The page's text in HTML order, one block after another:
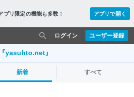
プリ限定の機能も多数！ アプリで開く
ユーザー登録
ログイン
『yasuhto.net』
新着 すべて